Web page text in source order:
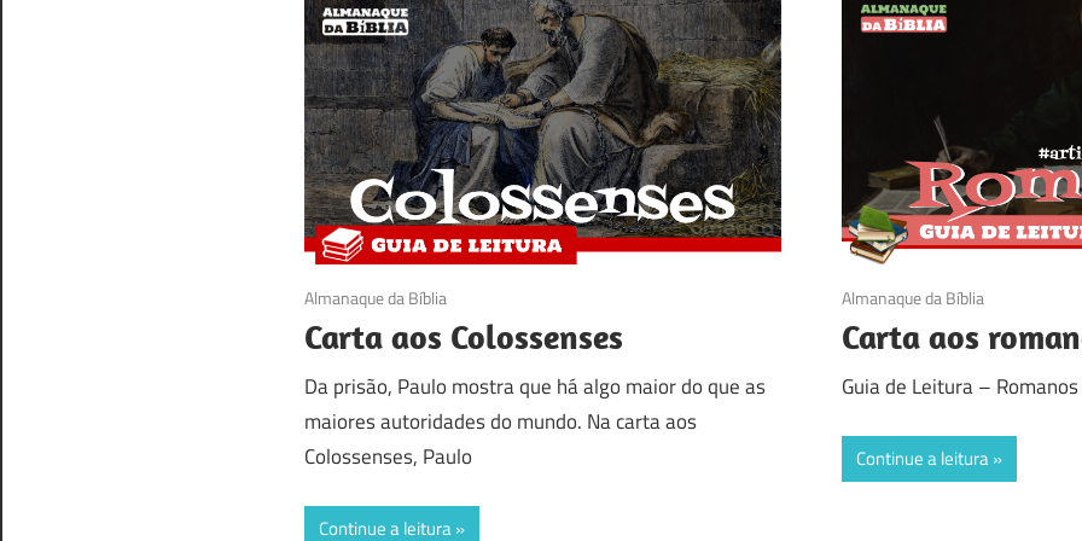
10/01/2017
Almanaque da Bíblia
Carta aos Colossenses
Da prisão, Paulo mostra que há algo maior do que as
maiores autoridades do mundo. Na carta aos
Colossenses, Paulo
Continue a leitura
28/08/2016
Almanaque da Bíblia
Carta aos
Guia de Leitura – Romanos
Continue a leitura